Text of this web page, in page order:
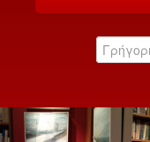
Κατάλογος
Εκδηλώσεις